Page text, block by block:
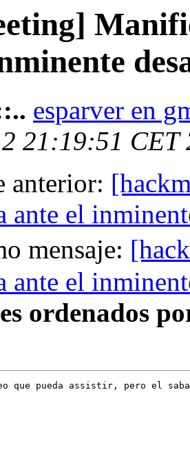
esparver en
21:19:51 CET
anterior:
ante el
mensaje:
ante el
ordenados
que pueda assistir, pero el